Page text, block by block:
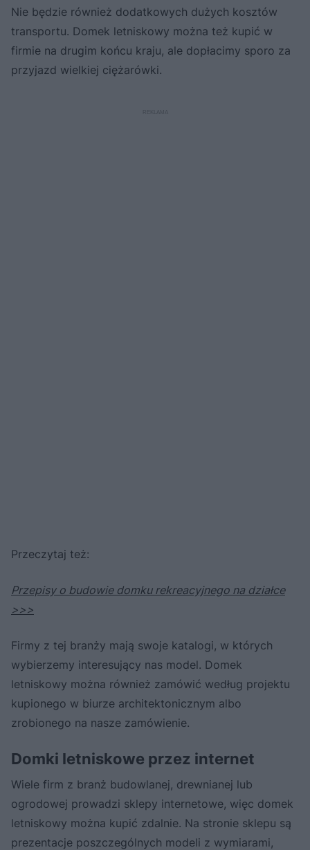
Nie będzie również dodatkowych dużych kosztów
transportu. Domek letniskowy można też kupić w
firmie na drugim końcu kraju, ale dopłacimy sporo za
przyjazd wielkiej ciężarówki.
Przeczytaj też:
Przepisy o budowie domku rekreacyjnego na działce
>>>
Firmy z tej branży mają swoje katalogi, w których
wybierzemy interesujący nas model. Domek
letniskowy można również zamówić według projektu
kupionego w biurze architektonicznym albo
zrobionego na nasze zamówienie.
Domki letniskowe przez internet
Wiele firm z branż budowlanej, drewnianej lub
ogrodowej prowadzi sklepy internetowe, więc domek
letniskowy można kupić zdalnie. Na stronie sklepu są
prezentacje poszczególnych modeli z wymiarami,